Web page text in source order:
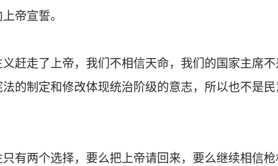
帝宣誓。
赶走了上帝，我们不相信天命，我们的国家主席
的制定和修改体现统治阶级的意志，所以也不是
有两个选择，要么把上帝请回来，要么继续相信